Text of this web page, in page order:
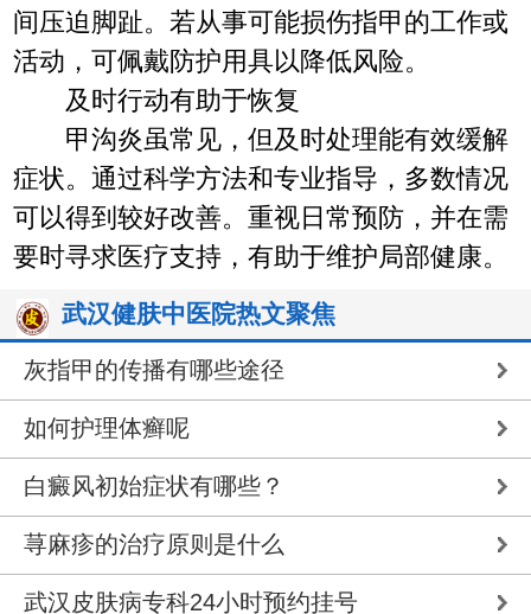
间压迫脚趾。若从事可能损伤指甲的工作或
活动，可佩戴防护用具以降低风险。
及时行动有助于恢复
甲沟炎虽常见，但及时处理能有效缓解
症状。通过科学方法和专业指导，多数情况
可以得到较好改善。重视日常预防，并在需
要时寻求医疗支持，有助于维护局部健康。
武汉健肤中医院热文聚焦
灰指甲的传播有哪些途径
如何护理体癣呢
白癜风初始症状有哪些？
荨麻疹的治疗原则是什么
武汉皮肤病专科24小时预约挂号